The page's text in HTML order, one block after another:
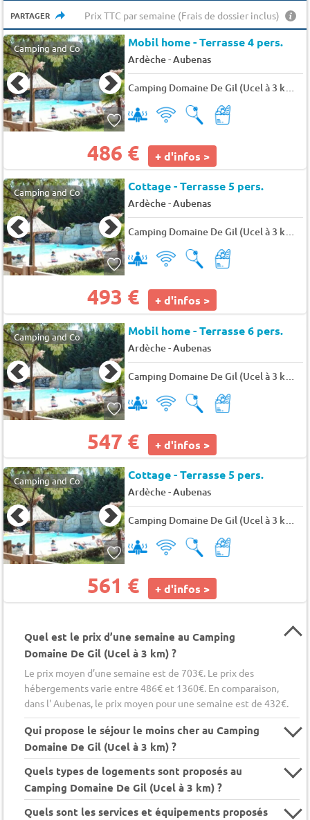
PARTAGER Prix TTC par semaine (Frais de dossier inclus)
Camping and Co Mobil home - Terrasse 4 pers.
Ardèche-Aubenas
486 € + d'infos >
Camping and Co Cottage - Terrasse 5 pers.
Ardèche-Aubenas
Camping Domaine De Gil (Ucel à 3 km)
493 € + d'infos >
Camping and Co Mobil home - Terrasse 6 pers.
Ardèche-Aubenas
547 € + d'infos >
Camping and Co Cottage - Terrasse 5 pers.
Ardèche-Aubenas
Camping Domaine De Gil (Ucel à 3 km)
561 € + d'infos >
Quel est le prix d’une semaine au Camping
Domaine De Gil (Ucel à 3 km) ?
Le prix moyen d’une semaine est de 703€. Le prix des
hébergements varie entre 486€ et 1360€. En comparaison,
dans l' Aubenas, le prix moyen pour une semaine est de 432€.
Qui propose le séjour le moins cher au Camping
Domaine De Gil (Ucel à 3 km) ?
Quels types de logements sont proposés au
Camping Domaine De Gil (Ucel à 3 km) ?
Quels sont les services et équipements proposés